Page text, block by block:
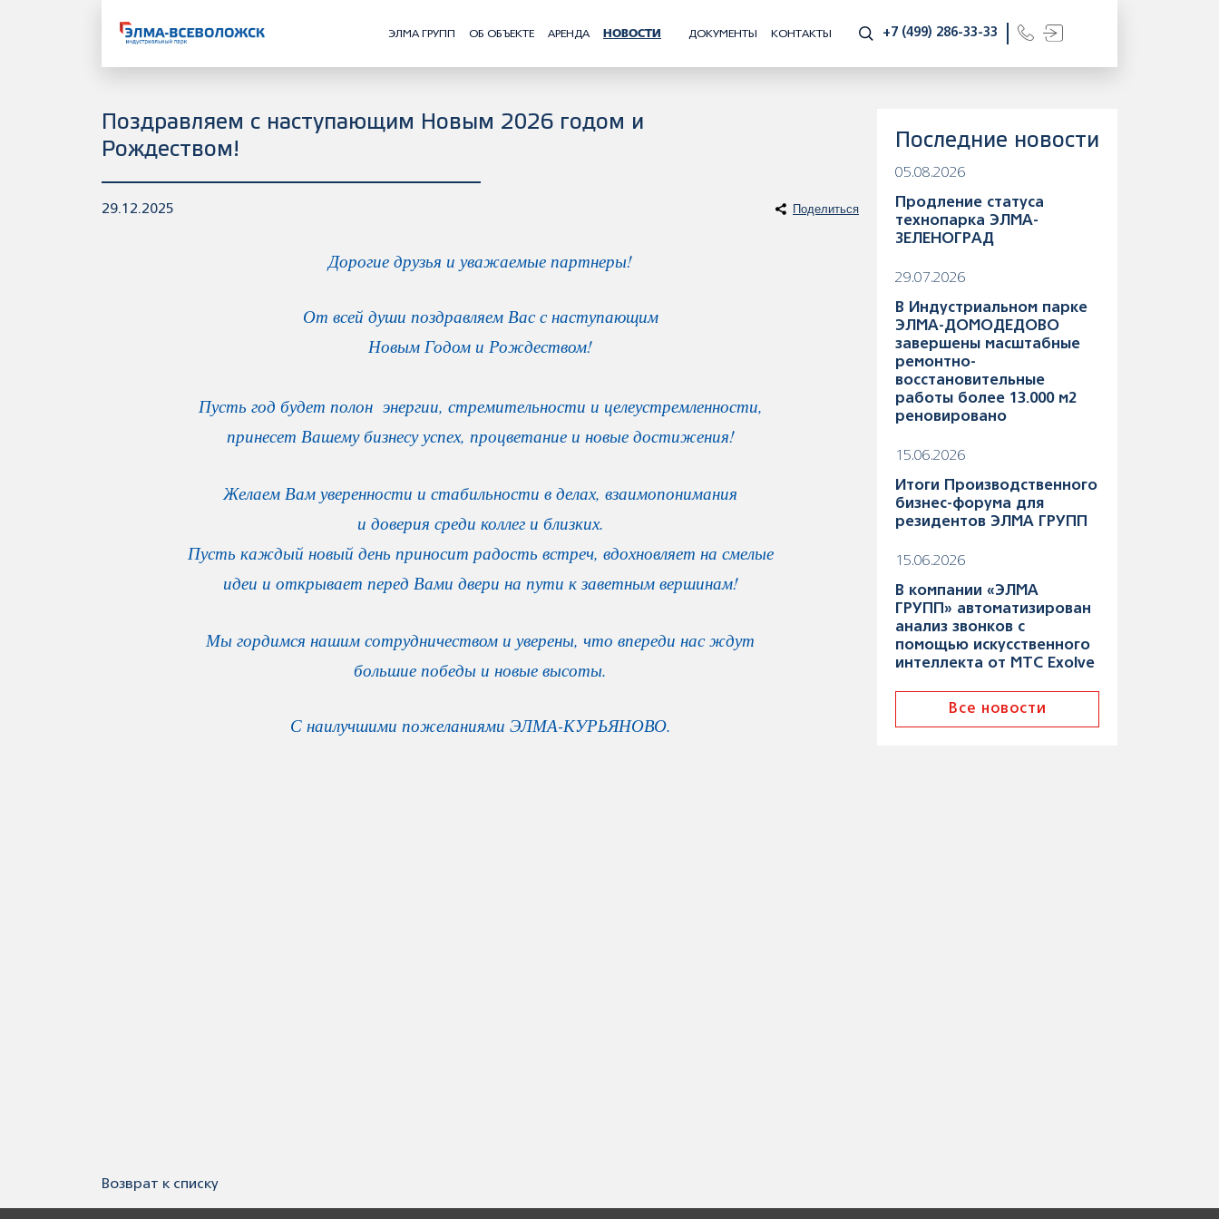
ЭЛМА ГРУПП ОБ ОБЪЕКТЕ АРЕНДА НОВОСТИ ДОКУМЕНТЫ КОНТАКТЫ +7 (499) 286-33-33
Поздравляем с наступающим Новым 2026 годом и
Рождеством!
29.12.2025 Поделиться
Дорогие друзья и уважаемые партнеры!
От всей души поздравляем Вас с наступающим
Новым Годом и Рождеством!
Пусть год будет полон энергии, стремительности и целеустремленности,
принесет Вашему бизнесу успех, процветание и новые достижения!
Желаем Вам уверенности и стабильности в делах, взаимопонимания
и доверия среди коллег и близких.
Пусть каждый новый день приносит радость встреч, вдохновляет на смелые
идеи и открывает перед Вами двери на пути к заветным вершинам!
Мы гордимся нашим сотрудничеством и уверены, что впереди нас ждут
большие победы и новые высоты.
С наилучшими пожеланиями ЭЛМА-КУРЬЯНОВО.
Последние новости
05.08.2026
Продление статуса
технопарка ЭЛМА-
ЗЕЛЕНОГРАД
29.07.2026
В Индустриальном парке
ЭЛМА-ДОМОДЕДОВО
завершены масштабные
ремонтно-
восстановительные
работы более 13.000 м2
реновировано
15.06.2026
Итоги Производственного
бизнес-форума для
резидентов ЭЛМА ГРУПП
15.06.2026
В компании «ЭЛМА
ГРУПП» автоматизирован
анализ звонков с
помощью искусственного
интеллекта от МТС Exolve
Все новости
Возврат к списку